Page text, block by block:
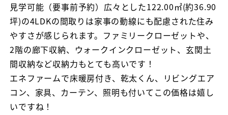
見学可能（要事前予約）広々とした122.00㎡(約36.90
坪)の4LDKの間取りは家事の動線にも配慮された住み
やすさが感じられます。ファミリークローゼットや、
2階の廊下収納、ウォークインクローゼット、玄関土
間収納など収納力もとても高いです！
エネファームで床暖房付き、乾太くん、リビングエア
コン、家具、カーテン、照明も付いてこの価格は嬉し
いですね！